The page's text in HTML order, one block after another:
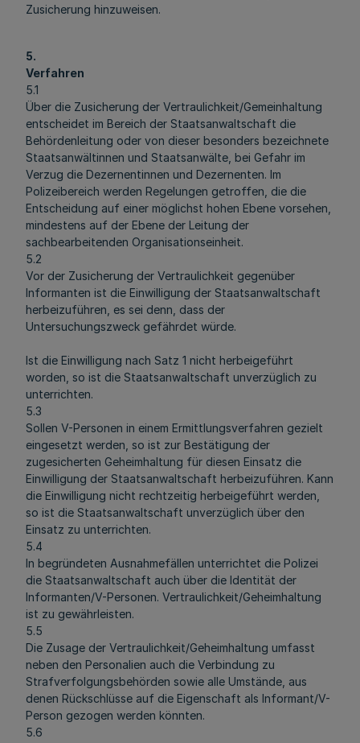
Zusicherung hinzuweisen.
5.
Verfahren
5.1
Über die Zusicherung der Vertraulichkeit/Gemeinhaltung
entscheidet im Bereich der Staatsanwaltschaft die
Behördenleitung oder von dieser besonders bezeichnete
Staatsanwältinnen und Staatsanwälte, bei Gefahr im
Verzug die Dezernentinnen und Dezernenten. Im
Polizeibereich werden Regelungen getroffen, die die
Entscheidung auf einer möglichst hohen Ebene vorsehen,
mindestens auf der Ebene der Leitung der
sachbearbeitenden Organisationseinheit.
5.2
Vor der Zusicherung der Vertraulichkeit gegenüber
Informanten ist die Einwilligung der Staatsanwaltschaft
herbeizuführen, es sei denn, dass der
Untersuchungszweck gefährdet würde.
Ist die Einwilligung nach Satz 1 nicht herbeigeführt
worden, so ist die Staatsanwaltschaft unverzüglich zu
unterrichten.
5.3
Sollen V-Personen in einem Ermittlungsverfahren gezielt
eingesetzt werden, so ist zur Bestätigung der
zugesicherten Geheimhaltung für diesen Einsatz die
Einwilligung der Staatsanwaltschaft herbeizuführen. Kann
die Einwilligung nicht rechtzeitig herbeigeführt werden,
so ist die Staatsanwaltschaft unverzüglich über den
Einsatz zu unterrichten.
5.4
In begründeten Ausnahmefällen unterrichtet die Polizei
die Staatsanwaltschaft auch über die Identität der
Informanten/V-Personen. Vertraulichkeit/Geheimhaltung
ist zu gewährleisten.
5.5
Die Zusage der Vertraulichkeit/Geheimhaltung umfasst
neben den Personalien auch die Verbindung zu
Strafverfolgungsbehörden sowie alle Umstände, aus
denen Rückschlüsse auf die Eigenschaft als Informant/V-
Person gezogen werden könnten.
5.6